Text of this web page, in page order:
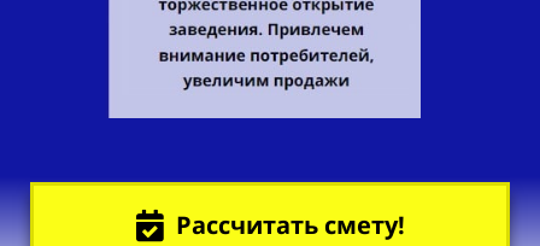
Рассчитать смету!